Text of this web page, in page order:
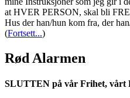
at HVER PERSON, skal bli
Hus der han/hun kom fra, der
(Fortsett...)
Rød Alarmen
SLUTTEN på vår Frihet, vårt